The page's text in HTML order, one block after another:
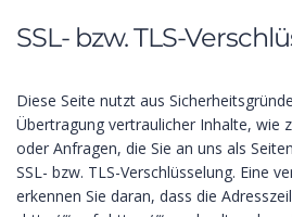
SSL- bzw. TLS-
Diese Seite nutzt aus
Übertragung vertraulicher Inhalte, wie
oder Anfragen, die Sie an uns als
SSL- bzw. TLS-Verschlüsselung. Eine
erkennen Sie daran, dass die